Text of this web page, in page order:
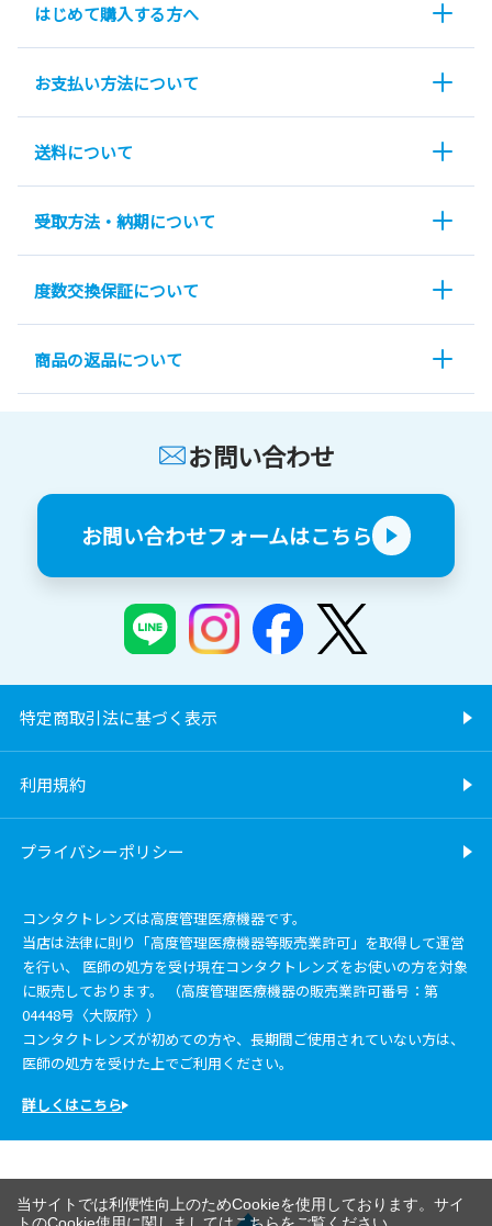
はじめて購入する方へ
お支払い方法について
送料について
受取方法・納期について
度数交換保証について
商品の返品について
お問い合わせ
お問い合わせフォームはこちら
特定商取引法に基づく表示
利用規約
プライバシーポリシー
コンタクトレンズは高度管理医療機器です。
当店は法律に則り「高度管理医療機器等販売業許可」を取得して運営
を行い、 医師の処方を受け現在コンタクトレンズをお使いの方を対象
に販売しております。 （高度管理医療機器の販売業許可番号：第
04448号〈大阪府〉）
コンタクトレンズが初めての方や、長期間ご使用されていない方は、
医師の処方を受けた上でご利用ください。
詳しくはこちら
当サイトでは利便性向上のためCookieを使用しております。サイ